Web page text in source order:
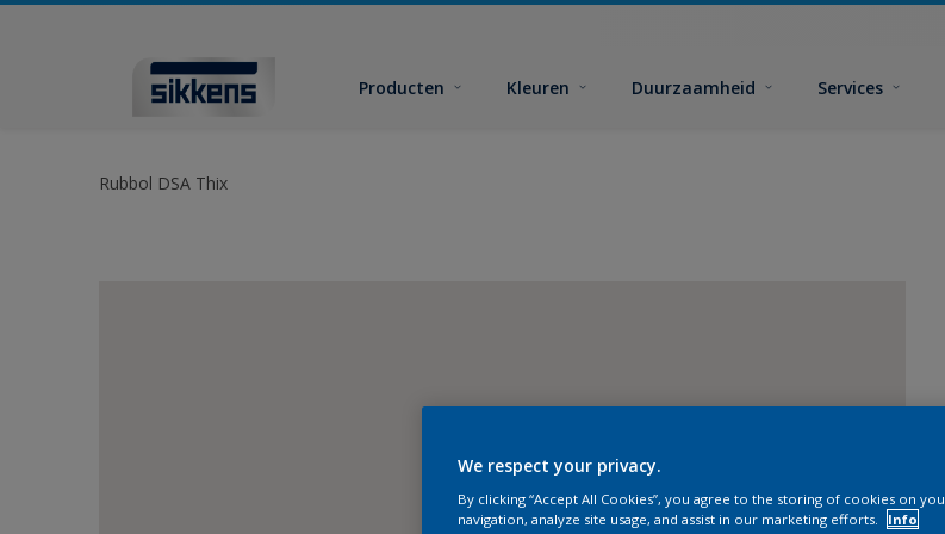
Producten Kleuren Duurzaamheid Services
Rubbol DSA Thix
We respect your privacy.
By clicking “Accept All Cookies”, you agree to the storing of cookies on
navigation, analyze site usage, and assist in our marketing efforts.
Info